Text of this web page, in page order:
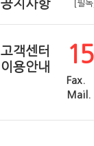
공지사항
[필
[필
고객센터
이용안내
Fax.
Mail.